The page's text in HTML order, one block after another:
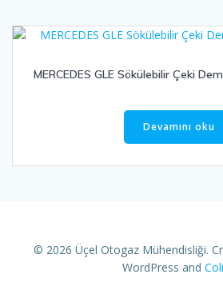
MERCEDES GLE Sökülebilir Çeki
Devamını oku
© 2026 Üçel Otogaz Mühendisliği.
WordPress and